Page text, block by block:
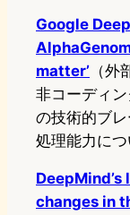
Google
matter’ （外
非コーディ
の技術的ブ
処理能力に
changes in